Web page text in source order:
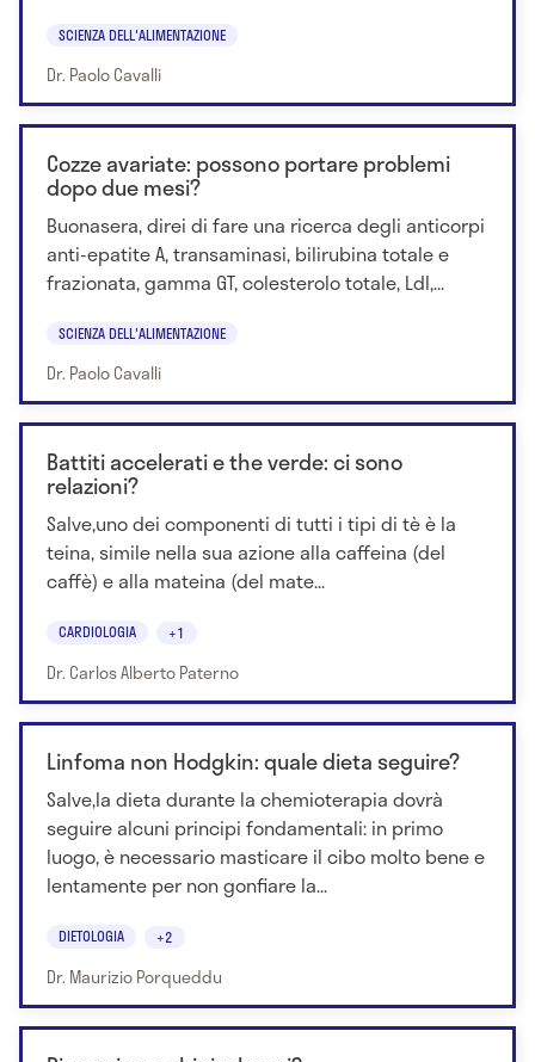
SCIENZA DELL'ALIMENTAZIONE
Dr. Paolo Cavalli
Cozze avariate: possono portare problemi
dopo due mesi?
Buonasera, direi di fare una ricerca degli anticorpi
anti-epatite A, transaminasi, bilirubina totale e
frazionata, gamma GT, colesterolo totale, Ldl,...
SCIENZA DELL'ALIMENTAZIONE
Dr. Paolo Cavalli
Battiti accelerati e the verde: ci sono
relazioni?
Salve,uno dei componenti di tutti i tipi di tè è la
teina, simile nella sua azione alla caffeina (del
caffè) e alla mateina (del mate...
CARDIOLOGIA +1
Dr. Carlos Alberto Paterno
Linfoma non Hodgkin: quale dieta seguire?
Salve,la dieta durante la chemioterapia dovrà
seguire alcuni principi fondamentali: in primo
luogo, è necessario masticare il cibo molto bene e
lentamente per non gonfiare la...
DIETOLOGIA +2
Dr. Maurizio Porqueddu